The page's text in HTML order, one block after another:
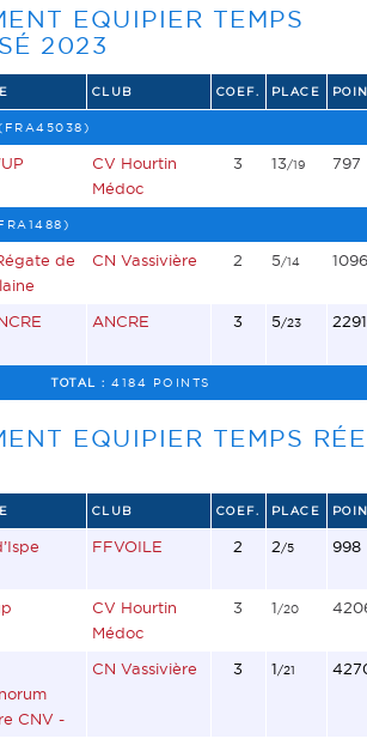
EQUIPIER TEMPS
2023
CLUB COEF. PLACE
CV Hourtin
Médoc
3 13/19 797
de
CN Vassivière 2 5/14 1096
ANCRE 3 5/23 2291
TOTAL :4184 POINTS
EQUIPIER TEMPS
CLUB COEF. PLACE
FFVOILE 2 2/5 998
CV Hourtin
Médoc
3 1/20
CNV -
CN Vassivière 3 1/21